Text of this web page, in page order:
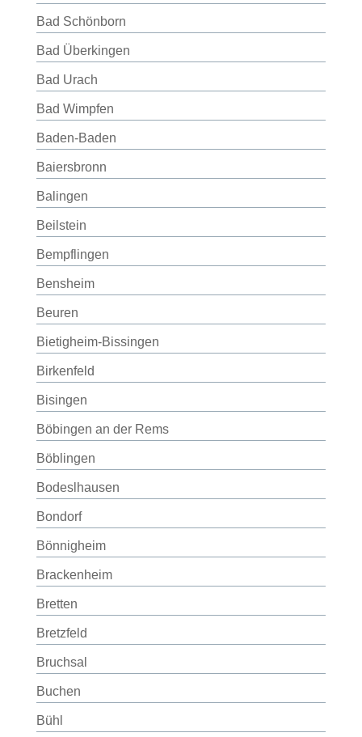
Bad Schönborn
Bad Überkingen
Bad Urach
Bad Wimpfen
Baden-Baden
Baiersbronn
Balingen
Beilstein
Bempflingen
Bensheim
Beuren
Bietigheim-Bissingen
Birkenfeld
Bisingen
Böbingen an der Rems
Böblingen
Bodeslhausen
Bondorf
Bönnigheim
Brackenheim
Bretten
Bretzfeld
Bruchsal
Buchen
Bühl